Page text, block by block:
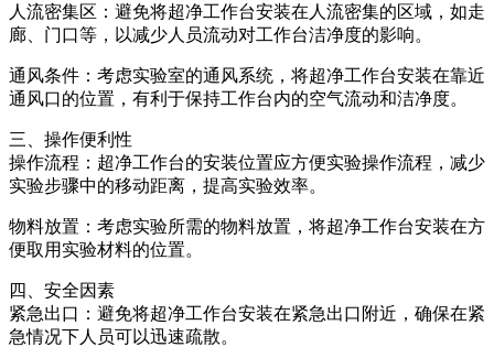
人流密集区：避免将超净工作台安装在人流密集的区域，如走
廊、门口等，以减少人员流动对工作台洁净度的影响。
通风条件：考虑实验室的通风系统，将超净工作台安装在靠近
通风口的位置，有利于保持工作台内的空气流动和洁净度。
三、操作便利性
操作流程：超净工作台的安装位置应方便实验操作流程，减少
实验步骤中的移动距离，提高实验效率。
物料放置：考虑实验所需的物料放置，将超净工作台安装在方
便取用实验材料的位置。
四、安全因素
紧急出口：避免将超净工作台安装在紧急出口附近，确保在紧
急情况下人员可以迅速疏散。